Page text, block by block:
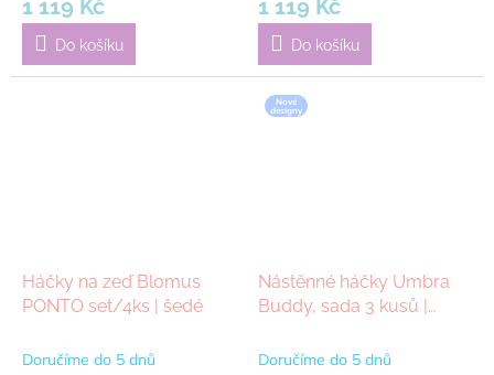
1 119 Kč
Do košíku
1 119 Kč
Do košíku
Háčky na zeď Blomus
PONTO set/4ks | šedé
Doručíme do 5 dnů
Nové
designy
Nástěnné háčky Umbra
Buddy, sada 3 kusů |
Doručíme do 5 dnů